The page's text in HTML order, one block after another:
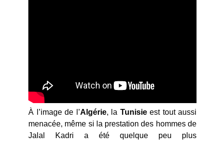
À l’image de l’Algérie, la Tunisieest tout aussi
menacée, même si la prestation des hommes de
Jalal Kadri a été quelque peu plus